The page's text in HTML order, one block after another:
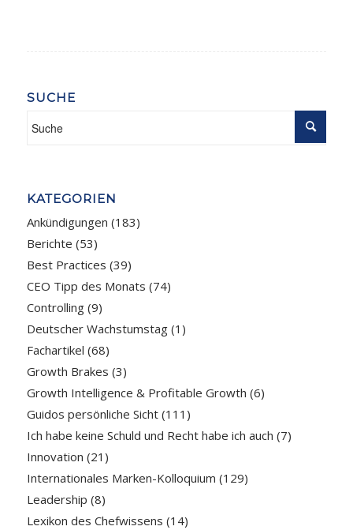
SUCHE
KATEGORIEN
Ankündigungen (183)
Berichte (53)
Best Practices (39)
CEO Tipp des Monats (74)
Controlling(9)
Deutscher Wachstumstag(1)
Fachartikel (68)
Growth Brakes (3)
Growth Intelligence & Profitable Growth (6)
Guidos persönliche Sicht(111)
Ich habe keine Schuld und Recht habe ich auch (7)
Innovation (21)
Internationales Marken-Kolloquium (129)
Leadership (8)
Lexikon des Chefwissens (14)